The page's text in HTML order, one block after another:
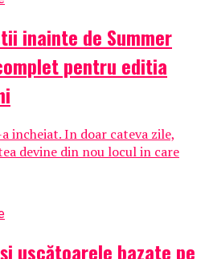
inainte de Summer
pentru editia
incheiat. In doar cateva zile,
devine din nou locul in care
uscătoarele bazate pe